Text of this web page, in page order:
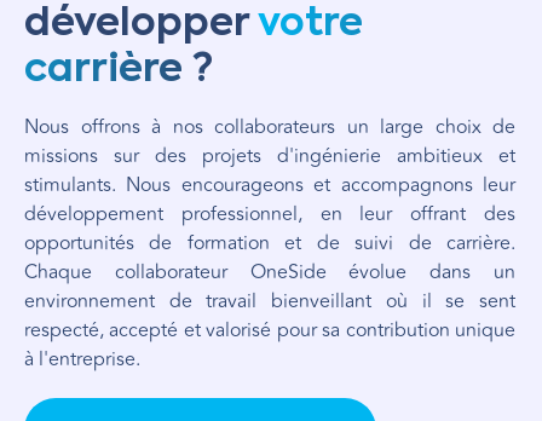
développervotre
carrière ?
Nous offrons à nos collaborateurs un large choix de
missions sur des projets d'ingénierie ambitieux et
stimulants. Nous encourageons et accompagnons leur
développement professionnel, en leur offrant des
opportunités de formation et de suivi de carrière.
Chaque collaborateur OneSide évolue dans un
environnement de travail bienveillant où il se sent
respecté, accepté et valorisé pour sa contribution unique
à l'entreprise.